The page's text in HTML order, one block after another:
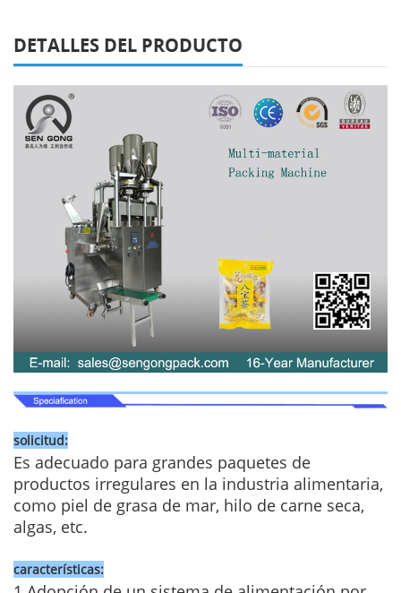
DETALLES DEL PRODUCTO
solicitud:
Es adecuado para grandes paquetes de
productos irregulares en la industria alimentaria,
como piel de grasa de mar, hilo de carne seca,
algas, etc.
características: